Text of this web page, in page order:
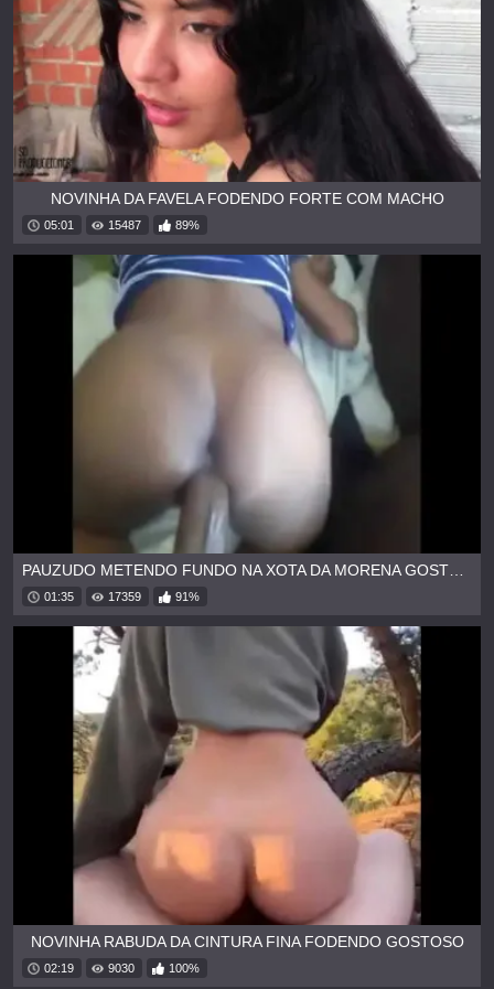
NOVINHA DA FAVELA FODENDO FORTE COM MACHO
05:01 15487 89%
01:35 17359 91%
NOVINHA RABUDA DA CINTURA FINA FODENDO GOSTOSO
02:19 9030 100%